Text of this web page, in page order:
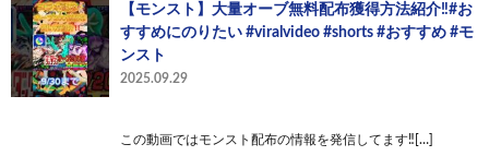
【モンスト】大量オーブ無料配布獲得方法紹介‼️#お
すすめにのりたい #viralvideo #shorts #おすすめ #モ
ンスト
2025.09.29
この動画ではモンスト配布の情報を発信してます‼️[…]